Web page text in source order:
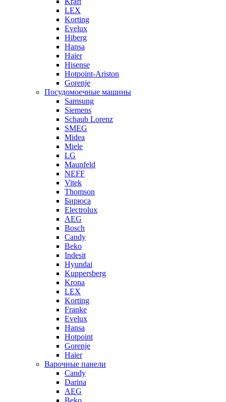
LEX
Korting
Evelux
Hiberg
Hansa
Haier
Hisense
Hotpoint-Ariston
Gorenje
Посудомоечные машины
Samsung
Siemens
Schaub Lorenz
SMEG
Midea
Miele
LG
Maunfeld
NEFF
Vitek
Thomson
Бирюса
Electrolux
AEG
Bosch
Candy
Beko
Indesit
Hyundai
Kuppersberg
Krona
LEX
Korting
Franke
Evelux
Hansa
Hotpoint
Gorenje
Haier
Варочные панели
Candy
Darina
AEG